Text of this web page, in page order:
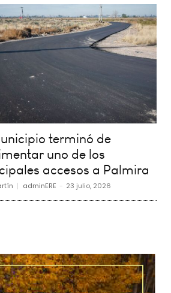
terminó de
uno de los
accesos a Palmira
adminERE - 23 julio, 2026